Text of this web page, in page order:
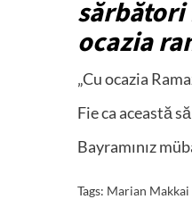
ocazia
„Cu ocazia
Fie ca această
Bayramınız
Tags: Marian Makkai